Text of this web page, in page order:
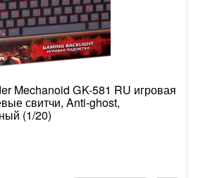
Mechanoid GK-581 RU игровая
свитчи, Anti-ghost,
(1/20)